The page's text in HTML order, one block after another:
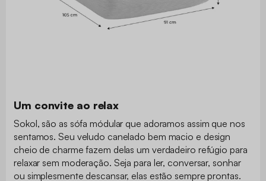
Um convite ao relax
Sokol, são as sófa módular que adoramos assim que nos
sentamos. Seu veludo canelado bem macio e design
cheio de charme fazem delas um verdadeiro refúgio para
relaxar sem moderação. Seja para ler, conversar, sonhar
ou simplesmente descansar, elas estão sempre prontas.